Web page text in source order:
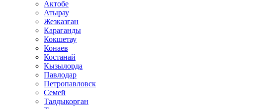
Актобе
Атырау
Жезказган
Караганды
Кокшетау
Конаев
Костанай
Кызылорда
Павлодар
Петропавловск
Семей
Талдыкорган